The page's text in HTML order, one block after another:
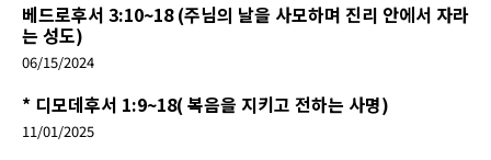
베드로후서 3:10~18 (주님의 날을 사모하며 진리 안에서 자라
는 성도)
06/15/2024
* 디모데후서 1:9~18( 복음을 지키고 전하는 사명)
11/01/2025